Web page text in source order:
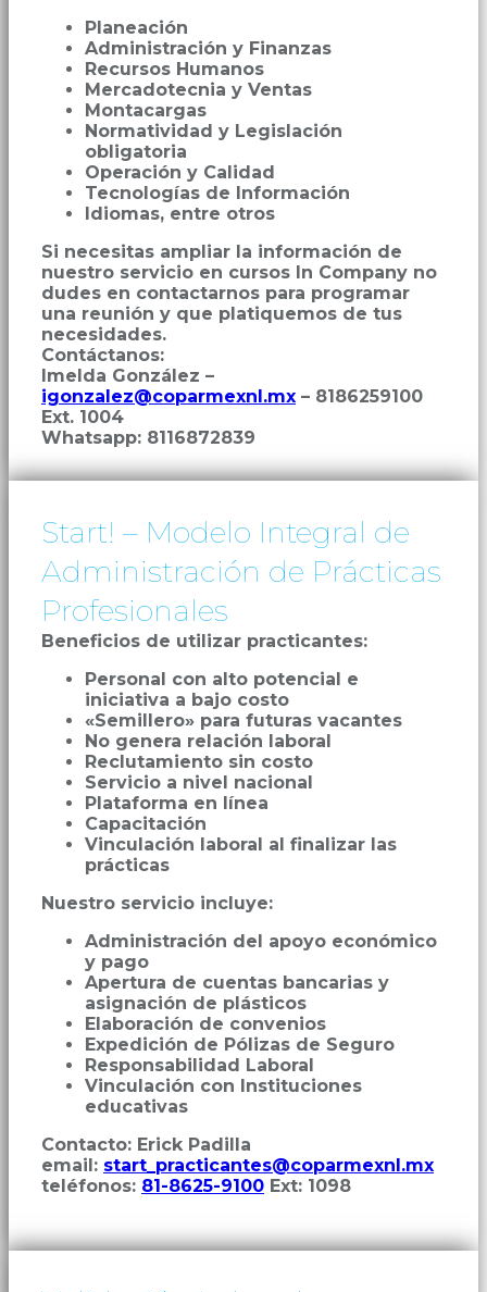
Planeación
Administración y Finanzas
Recursos Humanos
Mercadotecnia y Ventas
Montacargas
Normatividad y Legislación
obligatoria
Operación y Calidad
Tecnologías de Información
Idiomas, entre otros
Si necesitas ampliar la información de
nuestro servicio en cursos In Company no
dudes en contactarnos para programar
una reunión y que platiquemos de tus
necesidades.
Contáctanos:
Imelda González –
igonzalez@coparmexnl.mx – 8186259100
Ext. 1004
Whatsapp: 8116872839
Start! – Modelo Integral de
Administración de Prácticas
Profesionales
Beneficios de utilizar practicantes:
Personal con alto potencial e
iniciativa a bajo costo
«Semillero» para futuras vacantes
No genera relación laboral
Reclutamiento sin costo
Servicio a nivel nacional
Plataforma en línea
Capacitación
Vinculación laboral al finalizar las
prácticas
Nuestro servicio incluye:
Administración del apoyo económico
y pago
Apertura de cuentas bancarias y
asignación de plásticos
Elaboración de convenios
Expedición de Pólizas de Seguro
Responsabilidad Laboral
Vinculación con Instituciones
educativas
Contacto: Erick Padilla
email: start_practicantes@coparmexnl.mx
teléfonos: 81-8625-9100 Ext: 1098